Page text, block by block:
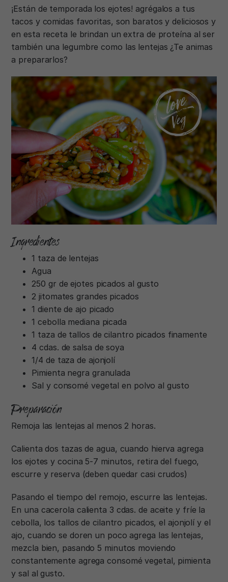
¡Están de temporada los ejotes! agrégalos a tus
tacos y comidas favoritas, son baratos y deliciosos y
en esta receta le brindan un extra de proteína al ser
también una legumbre como las lentejas ¿Te animas
a prepararlos?
Ingredientes
1 taza de lentejas
Agua
250 gr de ejotes picados al gusto
2 jitomates grandes picados
1 diente de ajo picado
1 cebolla mediana picada
1 taza de tallos de cilantro picados finamente
4 cdas. de salsa de soya
1/4 de taza de ajonjolí
Pimienta negra granulada
Sal y consomé vegetal en polvo al gusto
Preparación
Remoja las lentejas al menos 2 horas.
Calienta dos tazas de agua, cuando hierva agrega
los ejotes y cocina 5-7 minutos, retira del fuego,
escurre y reserva (deben quedar casi crudos)
Pasando el tiempo del remojo, escurre las lentejas.
En una cacerola calienta 3 cdas. de aceite y fríe la
cebolla, los tallos de cilantro picados, el ajonjolí y el
ajo, cuando se doren un poco agrega las lentejas,
mezcla bien, pasando 5 minutos moviendo
constantemente agrega consomé vegetal, pimienta
y sal al gusto.